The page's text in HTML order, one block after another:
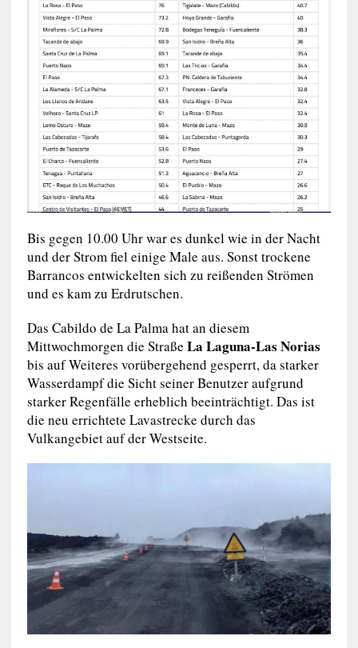
Bis gegen 10.00 Uhr war es dunkel wie in der Nacht
und der Strom fiel einige Male aus. Sonst trockene
Barrancos entwickelten sich zu reißenden Strömen
und es kam zu Erdrutschen.
Das Cabildo de La Palma hat an diesem
Mittwochmorgen die Straße La Laguna-Las Norias
bis auf Weiteres vorübergehend gesperrt, da starker
Wasserdampf die Sicht seiner Benutzer aufgrund
starker Regenfälle erheblich beeinträchtigt. Das ist
die neu errichtete Lavastrecke durch das
Vulkangebiet auf der Westseite.